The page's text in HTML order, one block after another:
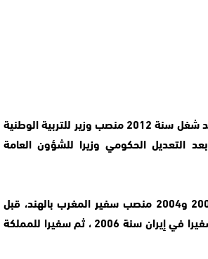
الفقيد كان قيد حياته قد شغل سنة 2012 منصب وزير للتربية الوطنية
، ثم عين سنة 2013 بعد التعديل الحكومي وزيرا للشؤون العامة
وشغل الراحل ما بين 2000 و2004 منصب سفير المغرب بالهند، قبل
أن يعينه جلالة الملك سفيرا في إيران سنة 2006 ، ثم سفيرا للمملكة